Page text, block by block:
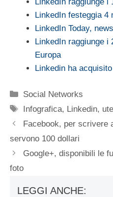
LinkedIn festeggia 4
LinkedIn Today,
LinkedIn raggiunge
Europa
Linkedin ha
Categorie
Social Networks
Tag
Infografica, Linkedin,
Facebook, per scrivere
servono 100 dollari
Google+, disponibili le
foto
LEGGI ANCHE: